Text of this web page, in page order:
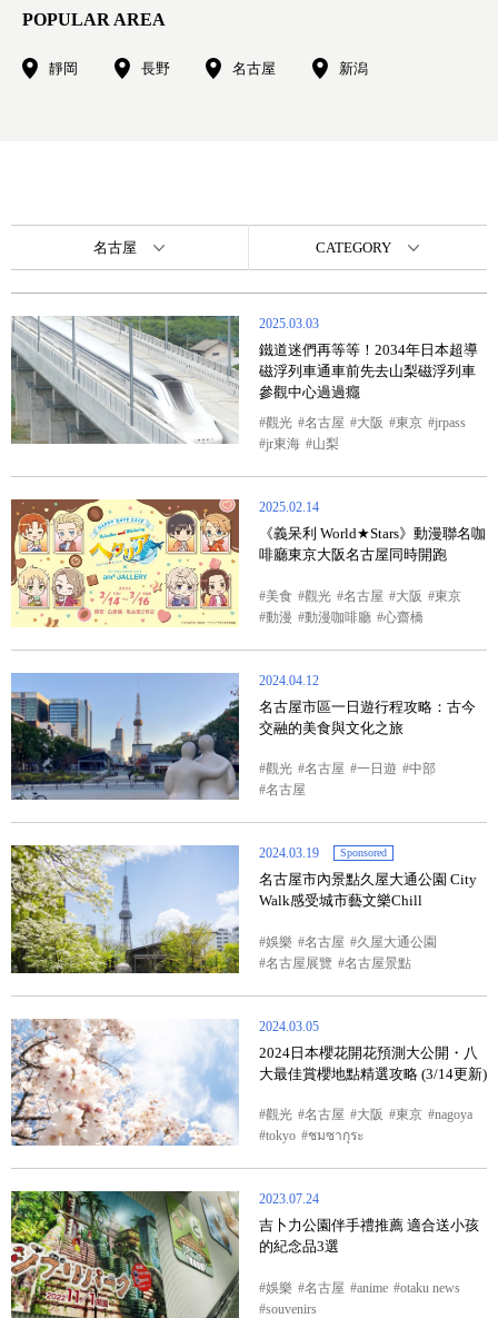
POPULAR AREA
靜岡 長野 名古屋 新潟
名古屋 CATEGORY
2025.03.03
鐵道迷們再等等！2034年日本超導
磁浮列車通車前先去山梨磁浮列車
參觀中心過過癮
觀光 名古屋 大阪 東京
jrpass
jr東海
山梨
2025.02.14
《義呆利 World★Stars》動漫聯名咖
啡廳東京大阪名古屋同時開跑
美食 觀光 名古屋 大阪
東京
動漫
動漫咖啡廳 心齋橋
2024.04.12
名古屋市區一日遊行程攻略：古今
交融的美食與文化之旅
觀光 名古屋 一日遊
中部
名古屋
2024.03.19 Sponsored
名古屋市內景點久屋大通公園 City
Walk感受城市藝文樂Chill
娛樂 名古屋
久屋大通公園
名古屋展覽
名古屋景點
2024.03.05
2024日本櫻花開花預測大公開・八
大最佳賞櫻地點精選攻略 (3/14更新)
觀光 名古屋 大阪 東京
nagoya
tokyo
ชมซากุระ
2023.07.24
吉卜力公園伴手禮推薦 適合送小孩
的紀念品3選
娛樂 名古屋 anime
otaku news
souvenirs